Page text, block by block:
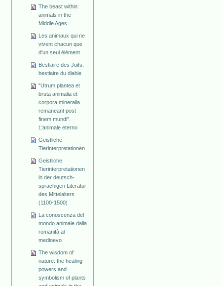
The beast within:
animals in the
Middle Ages
Les animaux qui ne
vivent chacun que
d'un seul élément
Bestiaire des Juifs,
bestiaire du diable
"Utrum plantea et
bruta animalia et
corpora mineralia
remaneant post
finem mundi".
L'animale eterno
Geistliche
Tierinterpretationen
Geistliche
Tierinterpretationen
in der deutsch-
sprachigen Literatur
des Mittelalters
(1100-1500)
La conoscenza del
mondo animale dalla
romanità al
medioevo
The wisdom of
nature: the healing
powers and
symbolism of plants